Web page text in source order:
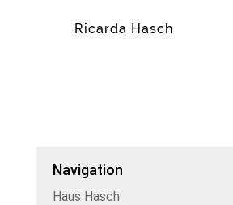
Ricarda Hasch
Navigation
Haus Hasch